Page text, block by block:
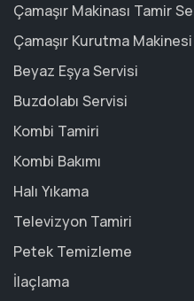
Çamaşır Makinası Tamir
Çamaşır Kurutma
Beyaz Eşya Servisi
Buzdolabı Servisi
Kombi Tamiri
Kombi Bakımı
Halı Yıkama
Televizyon Tamiri
Petek Temizleme
İlaçlama